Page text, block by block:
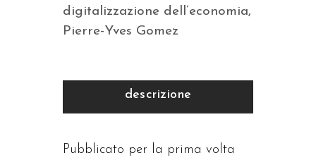
digitalizzazione dell’economia,
Pierre-Yves Gomez
descrizione
Pubblicato per la prima volta